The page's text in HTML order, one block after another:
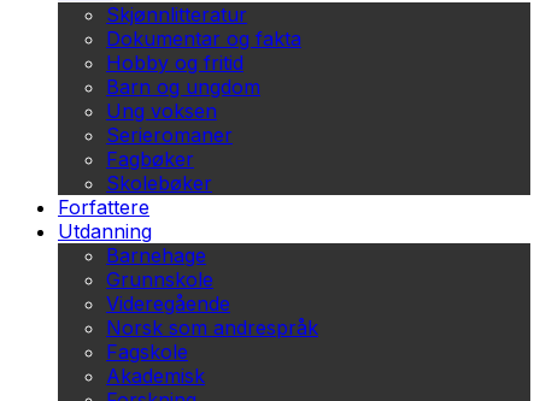
Skjønnlitteratur
Dokumentar og fakta
Hobby og fritid
Barn og ungdom
Ung voksen
Serieromaner
Fagbøker
Skolebøker
Forfattere
Utdanning
Barnehage
Grunnskole
Videregående
Norsk som andrespråk
Fagskole
Akademisk